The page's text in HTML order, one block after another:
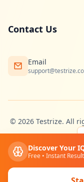
Contact Us
Email
© 2026Testrize. All
Discover Your
Free • Instant